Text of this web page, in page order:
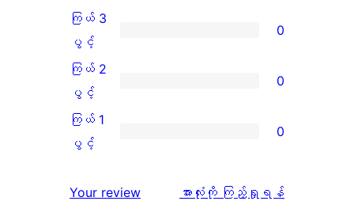
အဆင့်
သုံးသပ်
4
ပွင့်
အဆင့်
သုံးသပ်
ကြယ်
3
ပွင့်
အဆင့်
သုံးသပ်
ကြယ် 3
ပွင့်
0
ကြယ်
2
ပွင့်
သုံးသပ်
ကြယ် 2
ပွင့်
0
ကြယ်
ပွင့်
ကြယ် 1
ပွင့်
0
Your review
သုံးသပ်
အားလုံးကို ကြည့်ရှုရန်